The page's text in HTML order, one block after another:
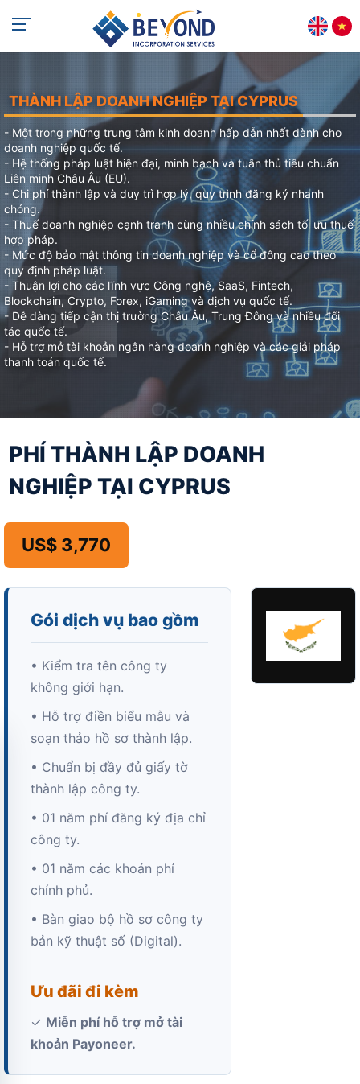
+84 813 405 565
support@beyondincorp.com
THÀNH LẬP DOANH NGHIỆP TẠI CYPRUS
- Một trong những trung tâm kinh doanh hấp dẫn nhất dành cho
doanh nghiệp quốc tế.
- Hệ thống pháp luật hiện đại, minh bạch và tuân thủ tiêu chuẩn
Liên minh Châu Âu (EU).
- Chi phí thành lập và duy trì hợp lý, quy trình đăng ký nhanh
chóng.
- Thuế doanh nghiệp cạnh tranh cùng nhiều chính sách tối ưu thuế
hợp pháp.
- Mức độ bảo mật thông tin doanh nghiệp và cổ đông cao theo
quy định pháp luật.
- Thuận lợi cho các lĩnh vực Công nghệ, SaaS, Fintech,
Blockchain, Crypto, Forex, iGaming và dịch vụ quốc tế.
- Dễ dàng tiếp cận thị trường Châu Âu, Trung Đông và nhiều đối
tác quốc tế.
- Hỗ trợ mở tài khoản ngân hàng doanh nghiệp và các giải pháp
thanh toán quốc tế.
PHÍ THÀNH LẬP DOANH
NGHIỆP TẠI CYPRUS
US$ 3,770
Gói dịch vụ bao gồm
• Kiểm tra tên công ty
không giới hạn.
• Hỗ trợ điền biểu mẫu và
soạn thảo hồ sơ thành lập.
• Chuẩn bị đầy đủ giấy tờ
thành lập công ty.
• 01 năm phí đăng ký địa chỉ
công ty.
• 01 năm các khoản phí
chính phủ.
• Bàn giao bộ hồ sơ công ty
bản kỹ thuật số (Digital).
Ưu đãi đi kèm
✓ Miễn phí hỗ trợ mở tài
khoản Payoneer.